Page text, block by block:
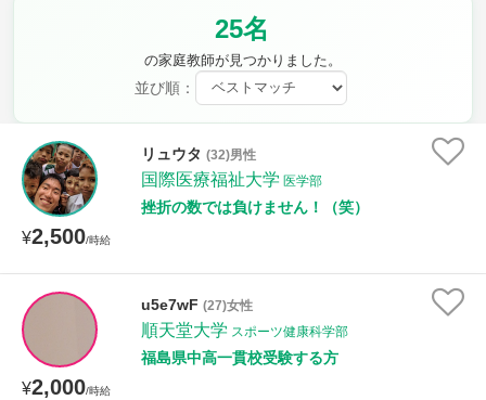
25名
の家庭教師が見つかりました。
並び順：
¥2,500/時給
リュウタ (32)男性
国際医療福祉大学 医学部
挫折の数では負けません！（笑）
¥2,000/時給
u5e7wF (27)女性
順天堂大学 スポーツ健康科学部
福島県中高一貫校受験する方
現代文 古典
公民 芸術 音楽 保健体育
時給：¥1,000 ～ ¥10,000
授業可能日
月曜日 火曜日 水曜日 木曜日
土曜日